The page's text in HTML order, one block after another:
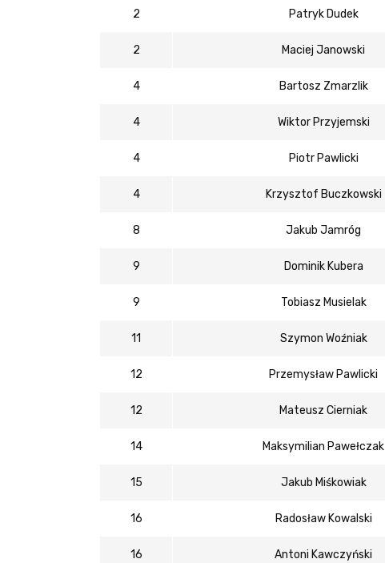
2 Patryk Dudek
2 Maciej Janowski
4 Bartosz Zmarzlik
4 Wiktor Przyjemski
4 Piotr Pawlicki
4 Krzysztof Buczkowski
8 Jakub Jamróg
9 Dominik Kubera
9 Tobiasz Musielak
11 Szymon Woźniak
12 Przemysław Pawlicki
12 Mateusz Cierniak
14 Maksymilian Pawełczak
15 Jakub Miśkowiak
16 Radosław Kowalski
16 Antoni Kawczyński